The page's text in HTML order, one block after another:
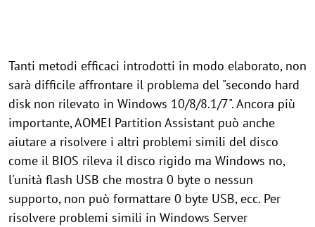
Tanti metodi efficaci introdotti in modo elaborato, non
sarà difficile affrontare il problema del "secondo hard
disk non rilevato in Windows 10/8/8.1/7". Ancora più
importante, AOMEI Partition Assistant può anche
aiutare a risolvere i altri problemi simili del disco
come il BIOS rileva il disco rigido ma Windows no,
l'unità flash USB che mostra 0 byte o nessun
supporto, non può formattare 0 byte USB, ecc. Per
risolvere problemi simili in Windows Server